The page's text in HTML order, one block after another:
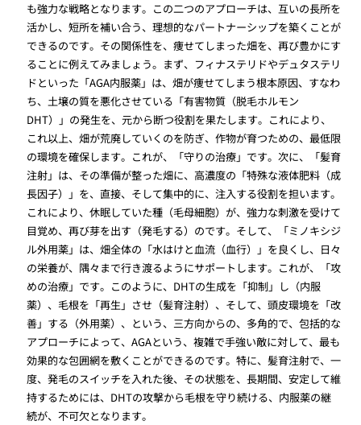
も強力な戦略となります。この二つのアプローチは、互いの長所を
活かし、短所を補い合う、理想的なパートナーシップを築くことが
できるのです。その関係性を、痩せてしまった畑を、再び豊かにす
ることに例えてみましょう。まず、フィナステリドやデュタステリ
ドといった「AGA内服薬」は、畑が痩せてしまう根本原因、すなわ
ち、土壌の質を悪化させている「有害物質（脱毛ホルモン
DHT）」の発生を、元から断つ役割を果たします。これにより、
これ以上、畑が荒廃していくのを防ぎ、作物が育つための、最低限
の環境を確保します。これが、「守りの治療」です。次に、「髪育
注射」は、その準備が整った畑に、高濃度の「特殊な液体肥料（成
長因子）」を、直接、そして集中的に、注入する役割を担います。
これにより、休眠していた種（毛母細胞）が、強力な刺激を受けて
目覚め、再び芽を出す（発毛する）のです。そして、「ミノキシジ
ル外用薬」は、畑全体の「水はけと血流（血行）」を良くし、日々
の栄養が、隅々まで行き渡るようにサポートします。これが、「攻
めの治療」です。このように、DHTの生成を「抑制」し（内服
薬）、毛根を「再生」させ（髪育注射）、そして、頭皮環境を「改
善」する（外用薬）、という、三方向からの、多角的で、包括的な
アプローチによって、AGAという、複雑で手強い敵に対して、最も
効果的な包囲網を敷くことができるのです。特に、髪育注射で、一
度、発毛のスイッチを入れた後、その状態を、長期間、安定して維
持するためには、DHTの攻撃から毛根を守り続ける、内服薬の継
続が、不可欠となります。